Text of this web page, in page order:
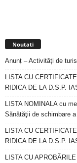
Noutati
Anunț – Activități de
LISTA CU
RIDICA DE LA D.S.P.
LISTA NOMINALA cu
Sănătăţii de schimbare
LISTA CU
RIDICA DE LA D.S.P.
LISTA CU